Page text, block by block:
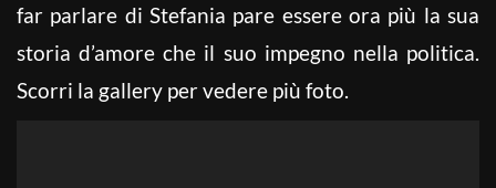
far parlare di Stefania pare essere ora più la sua
storia d’amore che il suo impegno nella politica.
Scorri la gallery per vedere più foto.